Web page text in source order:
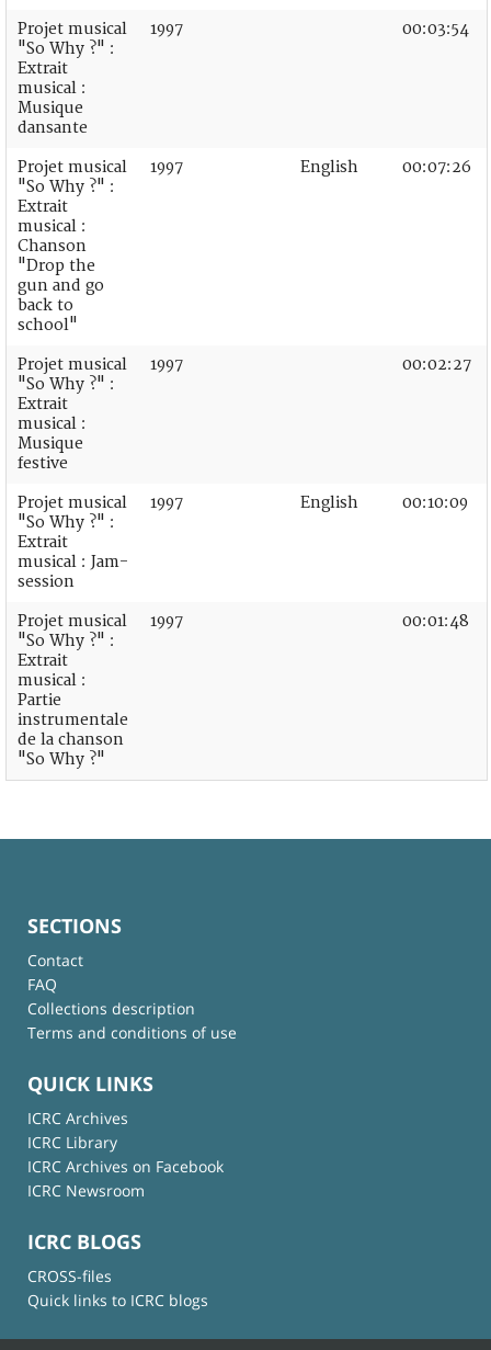
Projet musical
"So Why ?" :
Extrait
musical :
Musique
dansante
1997 00:03:54
Projet musical
"So Why ?" :
Extrait
musical :
Chanson
"Drop the
gun and go
back to
school"
1997 English 00:07:26
Projet musical
"So Why ?" :
Extrait
musical :
Musique
festive
1997 00:02:27
Projet musical
"So Why ?" :
Extrait
musical : Jam-
session
1997 English 00:10:09
Projet musical
"So Why ?" :
Extrait
musical :
Partie
instrumentale
de la chanson
"So Why ?"
1997 00:01:48
SECTIONS
Contact
FAQ
Collections description
Terms and conditions of use
QUICK LINKS
ICRC Archives
ICRC Library
ICRC Archives on Facebook
ICRC Newsroom
ICRC BLOGS
CROSS-files
Quick links to ICRC blogs